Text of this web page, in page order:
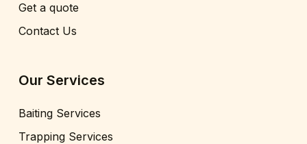
Get a quote
Contact Us
Our Services
Baiting Services
Trapping Services